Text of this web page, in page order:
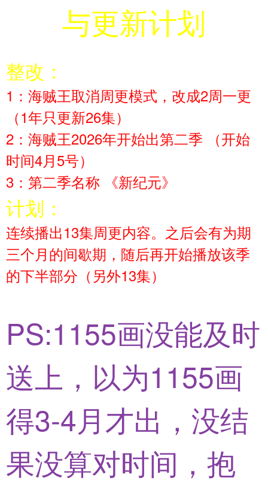
与更新计划
整改：
1：海贼王取消周更模式，改成2周一更
（1年只更新26集）
2：海贼王2026年开始出第二季 （开始
时间4月5号）
3：第二季名称 《新纪元》
计划：
连续播出13集周更内容。之后会有为期
三个月的间歇期，随后再开始播放该季
的下半部分（另外13集）
PS:1155画没能及时
送上，以为1155画
得3-4月才出，没结
果没算对时间，抱